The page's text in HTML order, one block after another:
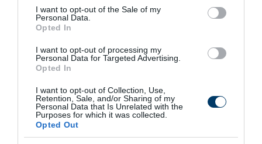
consent section.
I want to opt-out of the Sale of my
Personal Data.
Opted In
I want to opt-out of processing my
Personal Data for Targeted Advertising.
Opted In
I want to opt-out of Collection, Use,
Retention, Sale, and/or Sharing of my
Personal Data that Is Unrelated with the
Purposes for which it was collected.
Opted Out
10 h 6 min